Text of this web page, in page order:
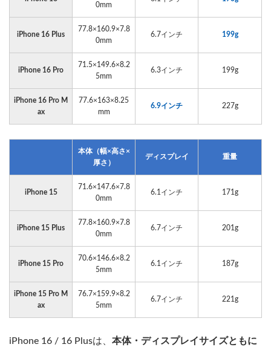
0mm
iPhone 16 Plus
77.8×160.9×7.8
0mm
6.7インチ 199g
iPhone 16 Pro
71.5×149.6×8.2
5mm
6.3インチ 199g
iPhone 16 Pro M
ax
77.6×163×8.25
mm
6.9インチ 227g
本体（幅×高さ×
厚さ）
ディスプレイ 重量
iPhone 15
71.6×147.6×7.8
0mm
6.1インチ 171g
iPhone 15 Plus
77.8×160.9×7.8
0mm
6.7インチ 201g
iPhone 15 Pro
70.6×146.6×8.2
5mm
6.1インチ 187g
iPhone 15 Pro M
ax
76.7×159.9×8.2
5mm
6.7インチ 221g
iPhone 16 / 16 Plusは、 本体・ディスプレイサイズともに